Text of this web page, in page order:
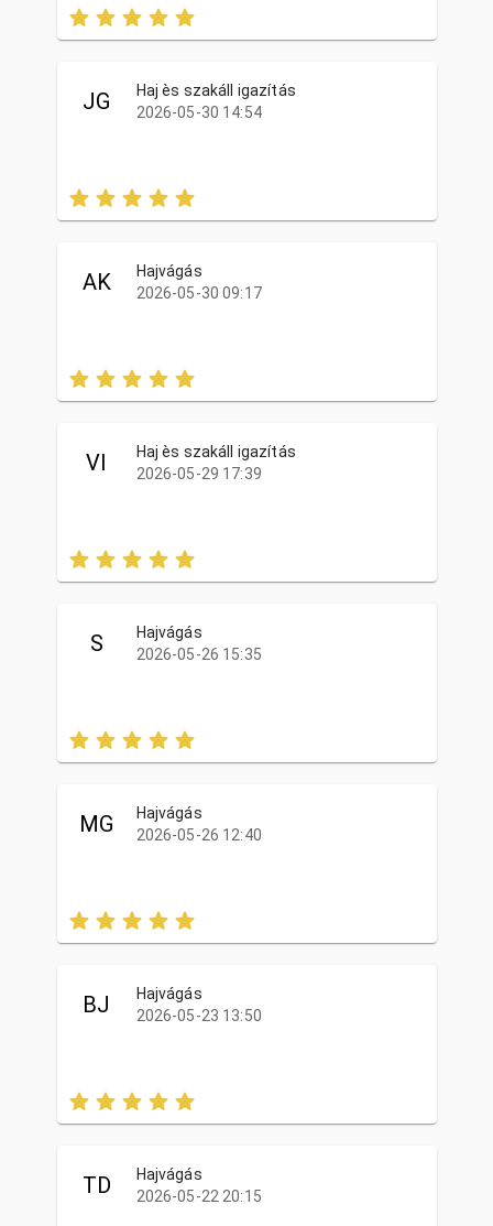
JG
Haj ès szakáll igazítás
2026-05-30 14:54
AK
Hajvágás
2026-05-30 09:17
VI
Haj ès szakáll igazítás
2026-05-29 17:39
S
Hajvágás
2026-05-26 15:35
MG
Hajvágás
2026-05-26 12:40
BJ
Hajvágás
2026-05-23 13:50
TD
Hajvágás
2026-05-22 20:15